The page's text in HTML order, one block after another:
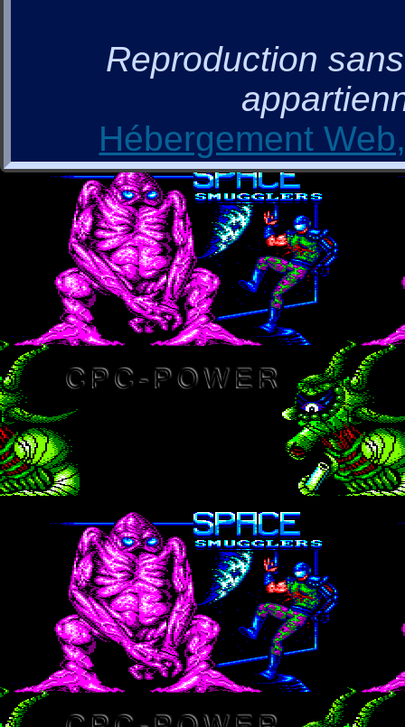
Reproduction
Hébergement